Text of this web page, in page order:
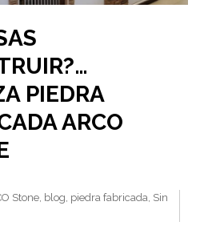
PIEDRA
ARCO
Stone, blog, piedra fabricada, Sin